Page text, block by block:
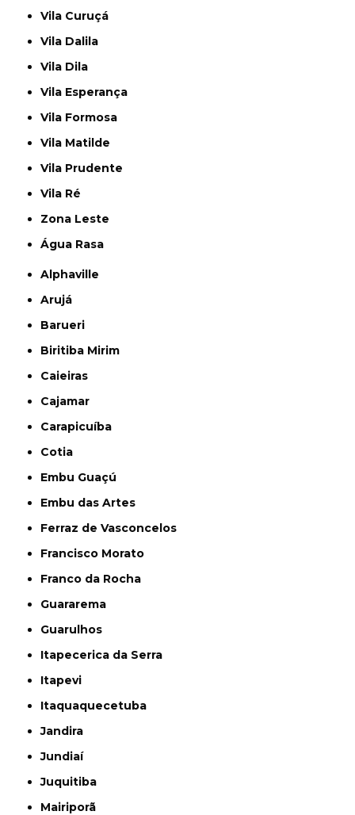
Vila Curuçá
Vila Dalila
Vila Dila
Vila Esperança
Vila Formosa
Vila Matilde
Vila Prudente
Vila Ré
Zona Leste
Água Rasa
Alphaville
Arujá
Barueri
Biritiba Mirim
Caieiras
Cajamar
Carapicuíba
Cotia
Embu Guaçú
Embu das Artes
Ferraz de Vasconcelos
Francisco Morato
Franco da Rocha
Guararema
Guarulhos
Itapecerica da Serra
Itapevi
Itaquaquecetuba
Jandira
Jundiaí
Juquitiba
Mairiporã